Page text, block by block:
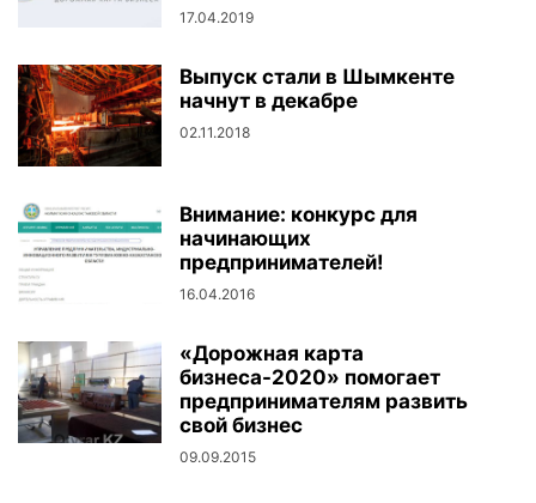
17.04.2019
Выпуск стали в Шымкенте
начнут в декабре
02.11.2018
Внимание: конкурс для
начинающих
предпринимателей!
16.04.2016
«Дорожная карта
бизнеса-2020» помогает
предпринимателям развить
свой бизнес
09.09.2015